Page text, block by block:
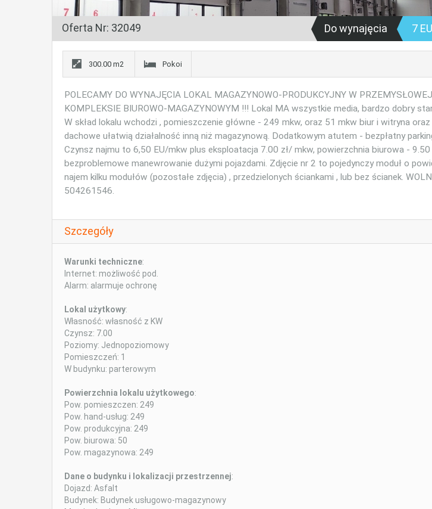
Oferta Nr: 32049 Do wynajęcia 7
300.00 m2 Pokoi
POLECAMY DO WYNAJĘCIA LOKAL MAGAZYNOWO-PRODUKCYJNY W
KOMPLEKSIE BIUROWO-MAGAZYNOWYM !!! Lokal MA wszystkie media, bardzo dobry
W skład lokalu wchodzi , pomieszczenie główne - 249 mkw, oraz 51 mkw biur i witryna
dachowe ułatwią działalność inną niż magazynową. Dodatkowym atutem - bezpłatny
Czynsz najmu to 6,50 EU/mkw plus eksploatacja 7.00 zł/ mkw, powierzchnia biurowa -
bezproblemowe manewrowanie dużymi pojazdami. Zdjęcie nr 2 to pojedynczy moduł o
najem kilku modułów (pozostałe zdjęcia) , przedzielonych ściankami , lub bez ścianek.
504261546.
Szczegóły
Warunki techniczne:
Internet: możliwość pod.
Alarm: alarmuje ochronę
Lokal użytkowy:
Własność: własność z KW
Czynsz: 7.00
Poziomy: Jednopoziomowy
Pomieszczeń: 1
W budynku: parterowym
Powierzchnia lokalu użytkowego:
Pow. pomieszczen: 249
Pow. hand-usług: 249
Pow. produkcyjna: 249
Pow. biurowa: 50
Pow. magazynowa: 249
Dane o budynku i lokalizacji przestrzennej:
Dojazd: Asfalt
Budynek: Budynek usługowo-magazynowy